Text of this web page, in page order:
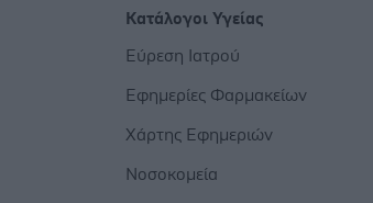
Κατάλογοι Υγείας
Εύρεση Ιατρού
Εφημερίες Φαρμακείων
Χάρτης Εφημεριών
Νοσοκομεία